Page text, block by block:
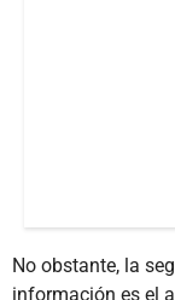
No obstante, la
información es el